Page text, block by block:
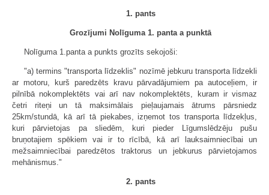
1. pants
Grozījumi Nolīguma 1. panta a punktā
Nolīguma 1.panta a punkts grozīts sekojoši:
"a) termins "transporta līdzeklis" nozīmē jebkuru transporta līdzekli
ar motoru, kurš paredzēts kravu pārvadājumiem pa autoceļiem, ir
pilnībā nokomplektēts vai arī nav nokomplektēts, kuram ir vismaz
četri riteņi un tā maksimālais pieļaujamais ātrums pārsniedz
25km/stundā, kā arī tā piekabes, izņemot tos transporta līdzekļus,
kuri pārvietojas pa sliedēm, kuri pieder Līgumslēdzēju pušu
bruņotajiem spēkiem vai ir to rīcībā, kā arī lauksaimniecībai un
mežsaimniecībai paredzētos traktorus un jebkurus pārvietojamos
mehānismus."
2. pants